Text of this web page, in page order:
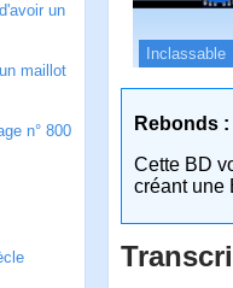
un
maillot
n° 800
Inclassable
Rebonds :
Cette BD
créant une